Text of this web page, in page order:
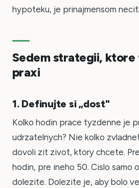
hypoteku, je prinajmensom
Sedem strategii,
praxi
1. Definujte si „dost"
Kolko hodin prace tyzdenne je
udrzatelnych? Nie kolko
dovoli zit zivot, ktory chcete.
hodin, pre ineho 50. Cislo samo
dolezite. Dolezite je, aby bolo